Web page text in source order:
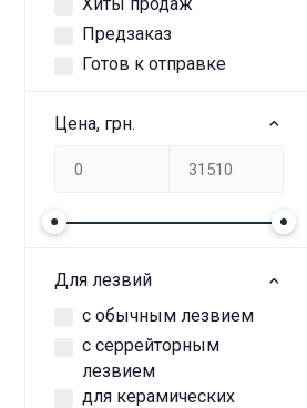
Предзаказ
Готов к отправке
Цена, грн.
Для лезвий
с обычным лезвием
с серрейторным
лезвием
для керамических